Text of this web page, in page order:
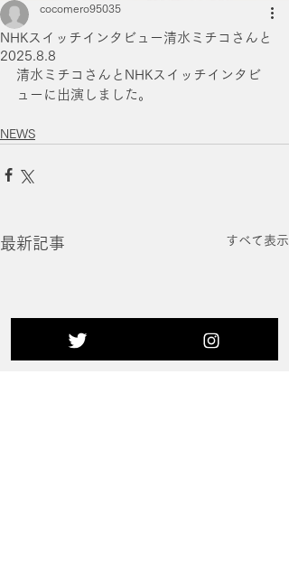
NHKスイッチインタビュー清水ミチコさんと
2025.8.8
cocomero95035
清水ミチコさんとNHKスイッチインタビ
ューに出演しました。
NEWS
最新記事 すべて表示